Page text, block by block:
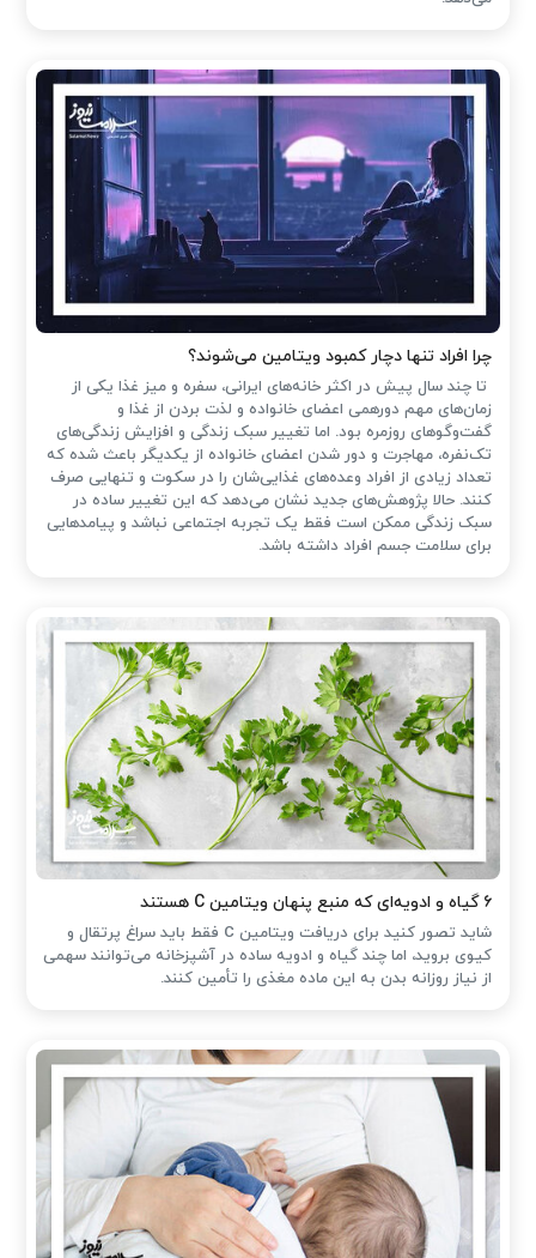
چرا افراد تنها دچار کمبود ویتامین می‌شوند؟
تا چند سال پیش در اکثر خانه‌های ایرانی، سفره و میز غذا یکی از
زمان‌های مهم دورهمی اعضای خانواده و لذت بردن از غذا و
گفت‌وگوهای روزمره بود. اما تغییر سبک زندگی و افزایش زندگی‌های
تک‌نفره، مهاجرت و دور شدن اعضای خانواده از یکدیگر باعث شده که
تعداد زیادی از افراد وعده‌های غذایی‌شان را در سکوت و تنهایی صرف
کنند. حالا پژوهش‌های جدید نشان می‌دهد که این تغییر ساده در
سبک زندگی ممکن است فقط یک تجربه اجتماعی نباشد و پیامدهایی
برای سلامت جسم افراد داشته باشد.
۶ گیاه و ادویه‌ای که منبع پنهان ویتامین C هستند
شاید تصور کنید برای دریافت ویتامین C فقط باید سراغ پرتقال و
کیوی بروید، اما چند گیاه و ادویه ساده در آشپزخانه می‌توانند سهمی
از نیاز روزانه بدن به این ماده مغذی را تأمین کنند.